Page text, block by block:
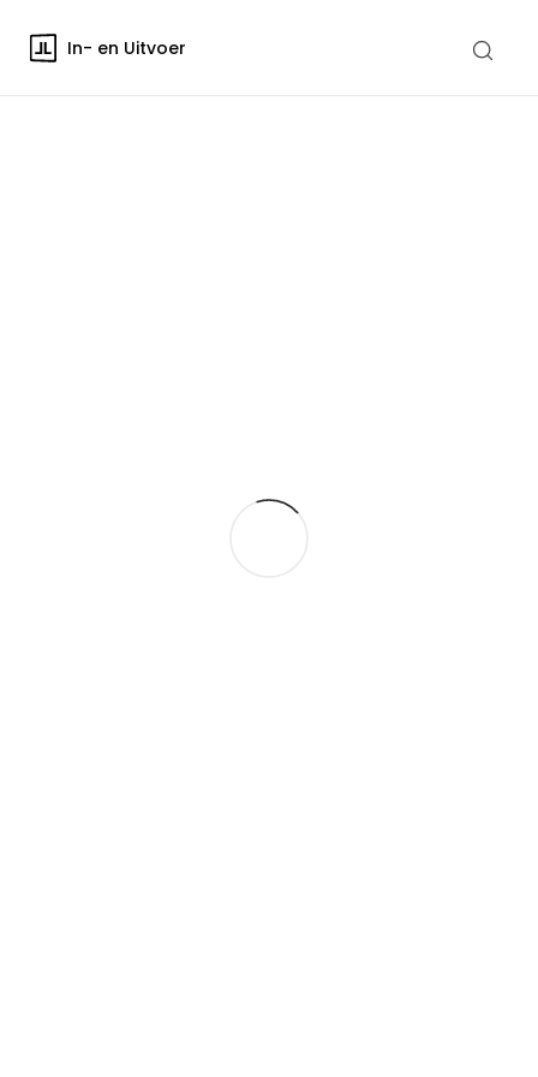
In- en Uitvoer